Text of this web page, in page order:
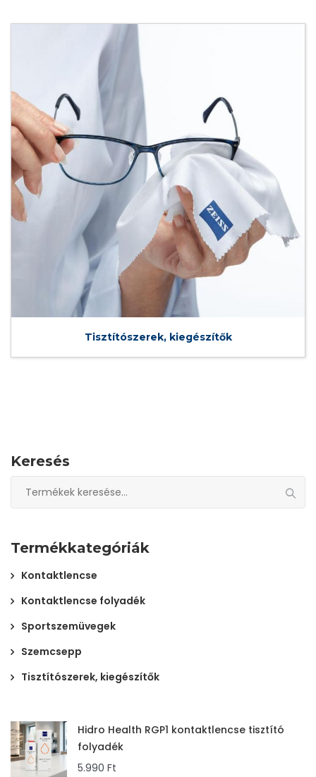
Tisztítószerek, kiegészítők
Keresés
Termékkategóriák
Kontaktlencse
Kontaktlencse folyadék
Sportszemüvegek
Szemcsepp
Tisztítószerek, kiegészítők
Hidro Health RGP1 kontaktlencse tisztító
folyadék
5.990 Ft